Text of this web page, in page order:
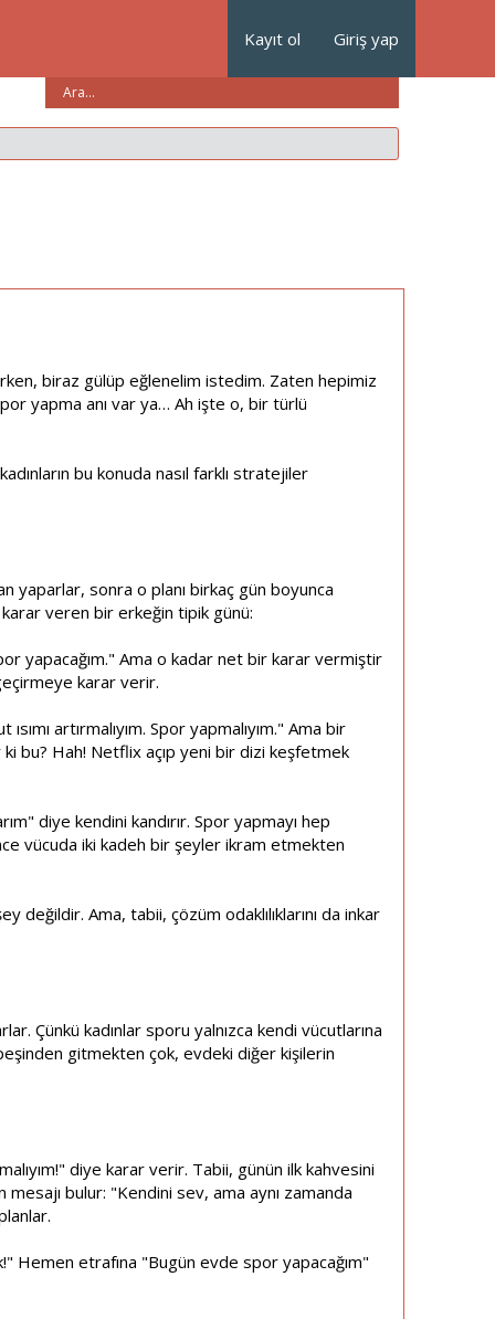
Kayıt ol Giriş yap
biraz gülüp eğlenelim istedim. Zaten hepimiz
yapma anı var ya… Ah işte o, bir türlü
bu konuda nasıl farklı stratejiler
yaparlar, sonra o planı birkaç gün boyunca
veren bir erkeğin tipik günü:
yapacağım." Ama o kadar net bir karar vermiştir
karar verir.
artırmalıyım. Spor yapmalıyım." Ama bir
bu? Hah! Netflix açıp yeni bir dizi keşfetmek
diye kendini kandırır. Spor yapmayı hep
vücuda iki kadeh bir şeyler ikram etmekten
değildir. Ama, tabii, çözüm odaklılıklarını da inkar
Çünkü kadınlar sporu yalnızca kendi vücutlarına
gitmekten çok, evdeki diğer kişilerin
diye karar verir. Tabii, günün ilk kahvesini
bulur: "Kendini sev, ama aynı zamanda
Hemen etrafına "Bugün evde spor yapacağım"